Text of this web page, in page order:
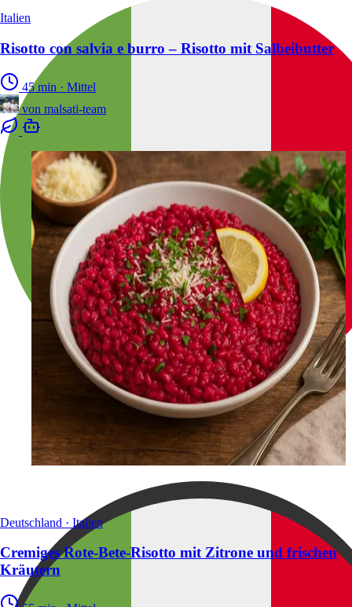
Italien
Risotto con salvia e burro – Risotto mit Salbeibutter
45 min · Mittel
von malsati-team
Deutschland · Italien
Cremiges Rote-Bete-Risotto mit Zitrone und frischen
Kräutern